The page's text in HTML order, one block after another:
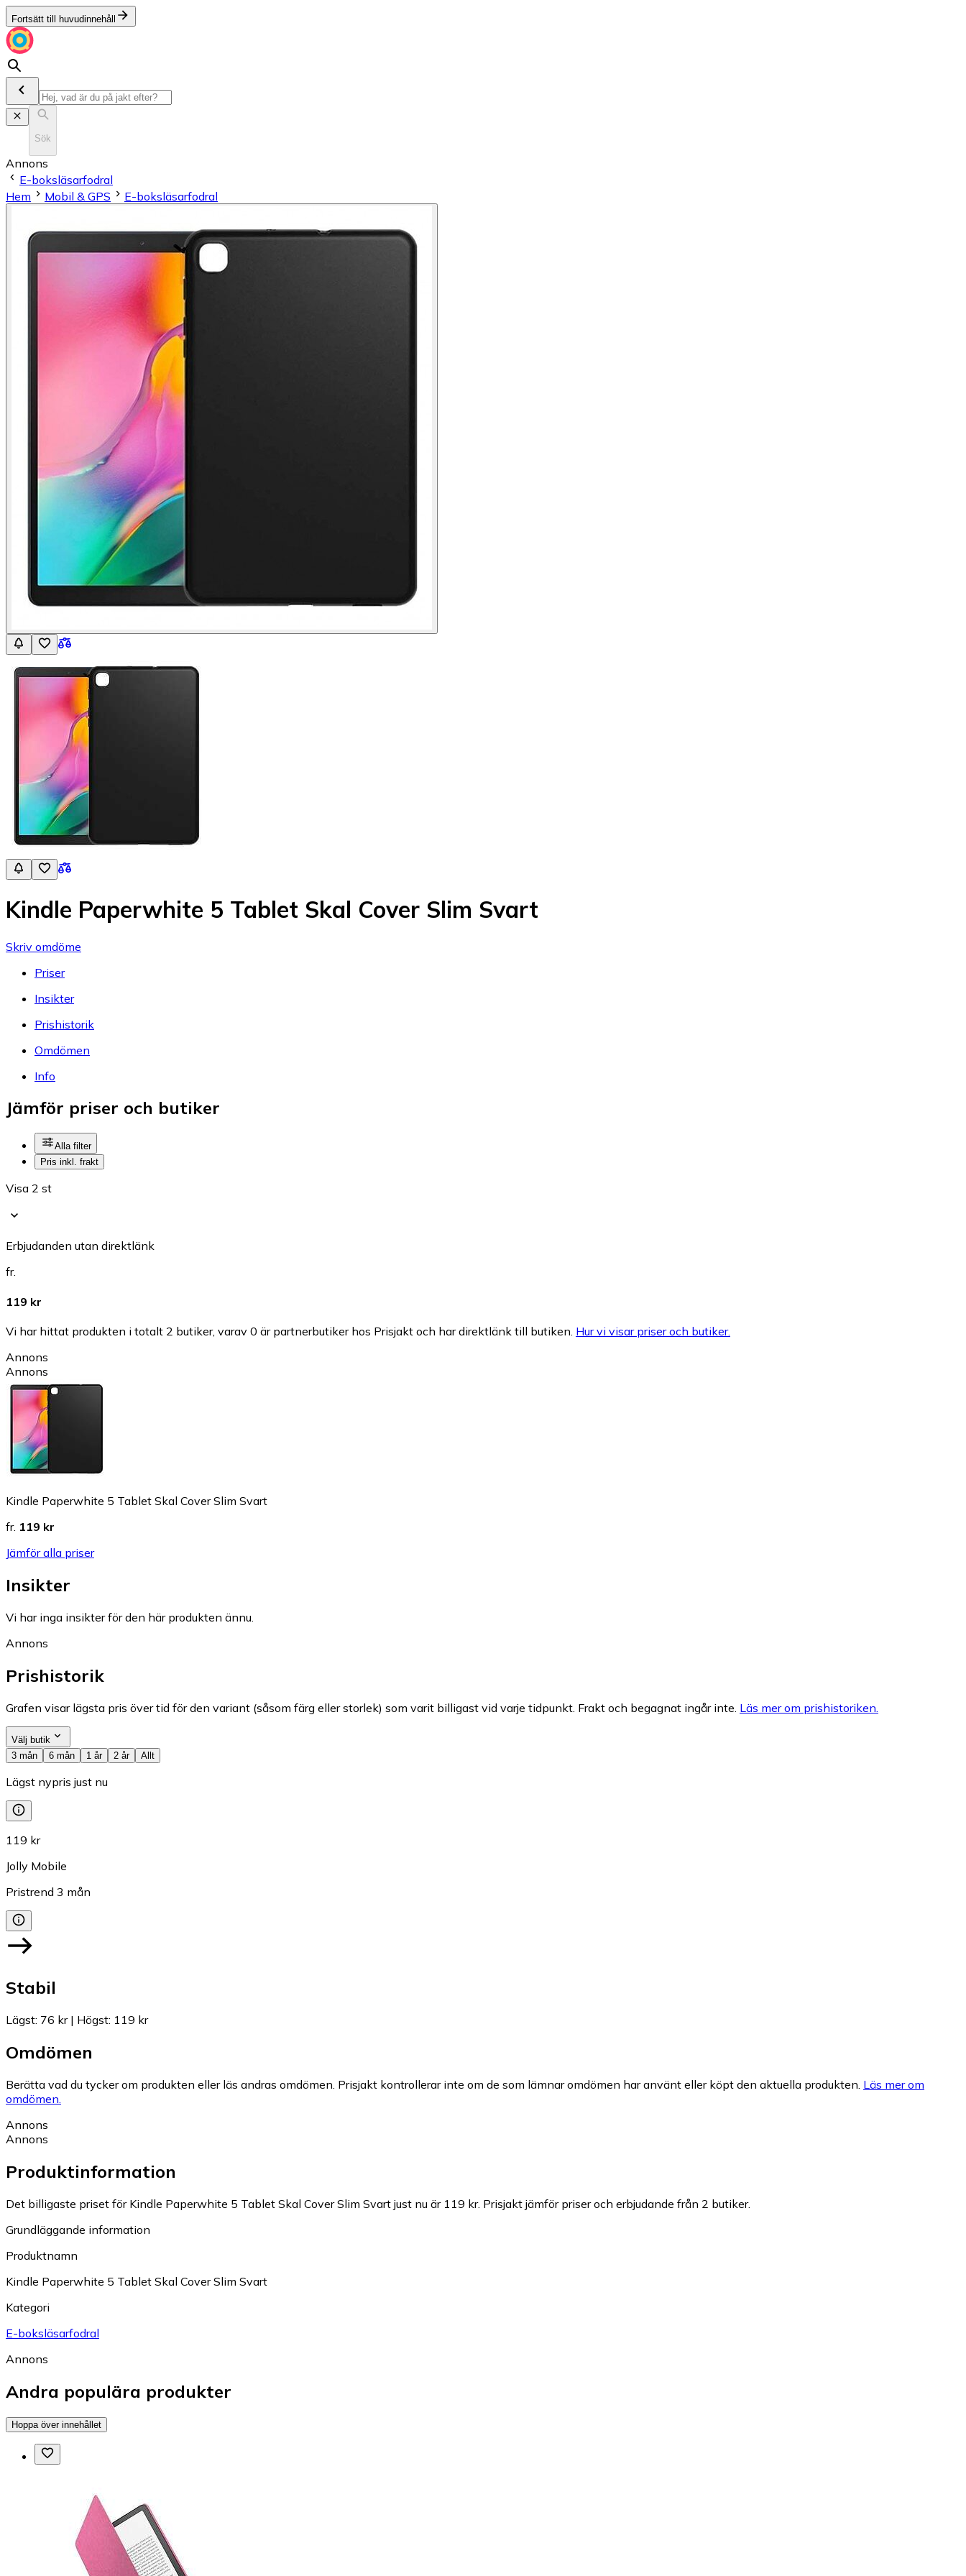
Fortsätt till huvudinnehåll
Sök
Annons
E-boksläsarfodral
Hem
Mobil & GPS E-boksläsarfodral
Kindle Paperwhite 5 Tablet Skal Cover Slim Svart
Skriv omdöme
Priser
Insikter
Prishistorik
Omdömen
Info
Jämför priser och butiker
Alla filter
Pris inkl. frakt
Visa 2 st
Erbjudanden utan direktlänk
fr.
119 kr
Vi har hittat produkten i totalt 2 butiker, varav 0 är partnerbutiker hos Prisjakt och har direktlänk till butiken. Hur vi visar priser och butiker.
Annons
Annons
Kindle Paperwhite 5 Tablet Skal Cover Slim Svart
fr. 119 kr
Jämför alla priser
Insikter
Vi har inga insikter för den här produkten ännu.
Annons
Prishistorik
Grafen visar lägsta pris över tid för den variant (såsom färg eller storlek) som varit billigast vid varje tidpunkt. Frakt och begagnat ingår inte. Läs mer om prishistoriken.
Välj butik
3 mån
6 mån 1 år 2 år Allt
Lägst nypris just nu
119 kr
Jolly Mobile
Pristrend 3 mån
Stabil
Lägst: 76 kr| Högst: 119 kr
Omdömen
Berätta vad du tycker om produkten eller läs andras omdömen. Prisjakt kontrollerar inte om de som lämnar omdömen har använt eller köpt den aktuella produkten. Läs mer om
omdömen.
Annons
Annons
Produktinformation
Det billigaste priset för Kindle Paperwhite 5 Tablet Skal Cover Slim Svart just nu är 119 kr. Prisjakt jämför priser och erbjudande från 2 butiker.
Grundläggande information
Produktnamn
Kindle Paperwhite 5 Tablet Skal Cover Slim Svart
Kategori
E-boksläsarfodral
Annons
Andra populära produkter
Hoppa över innehållet